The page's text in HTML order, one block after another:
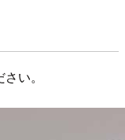
い。